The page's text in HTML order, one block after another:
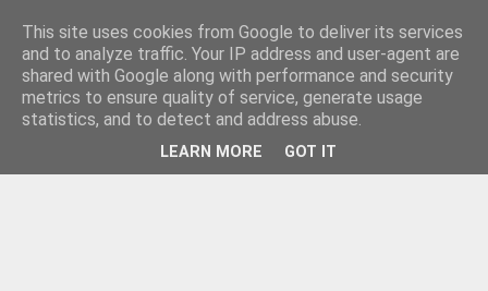
This site uses cookies from Google to deliver its services
and to analyze traffic. Your IP address and user-agent are
shared with Google along with performance and security
metrics to ensure quality of service, generate usage
statistics, and to detect and address abuse.
LEARN MORE GOT IT